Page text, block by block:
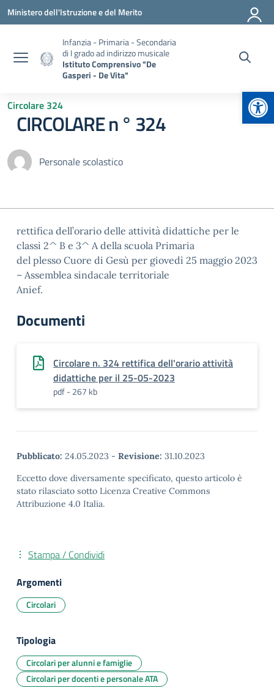
Vai ai contenuti
Vai al menu di navigazione
Vai al footer
Ministero dell'Istruzione e del Merito
Infanzia - Primaria - Secondaria
di I grado ad indirizzo musicale
Istituto Comprensivo "De
Gasperi - De Vita"
Circolare 324
CIRCOLARE n ° 324
Personale scolastico
rettifica dell’orario delle attività didattiche per le
classi 2^ B e 3^ A della scuola Primaria
del plesso Cuore di Gesù per giovedì 25 maggio 2023
– Assemblea sindacale territoriale
Anief.
Documenti
Circolare n. 324 rettifica dell'orario attività
didattiche per il 25-05-2023
pdf - 267 kb
Pubblicato: 24.05.2023 - Revisione: 31.10.2023
Eccetto dove diversamente specificato, questo articolo è
stato rilasciato sotto Licenza Creative Commons
Attribuzione 4.0 Italia.
Stampa / Condividi
Argomenti
Circolari
Tipologia
Circolari per alunni e famiglie
Circolari per docenti e personale ATA